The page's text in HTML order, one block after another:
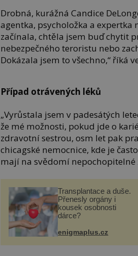
Drobná, kurážná Candice
agentka, psycholožka a expertka
začínala, chtěla jsem buď chytit
nebezpečného teroristu nebo
Dokázala jsem to všechno,“ říká
Případ otrávených léků
„Vyrůstala jsem v padesátých
že mé možnosti, pokud jde o
zdravotní sestrou, osm let pak
chicagské nemocnice, kde je
mají na svědomí nepochopitelné
Transplantace a duše.
Přenesly orgány i
kousek osobnosti
dárce?
enigmaplus.cz